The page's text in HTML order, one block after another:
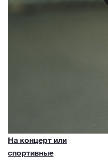
На концерт или
спортивные